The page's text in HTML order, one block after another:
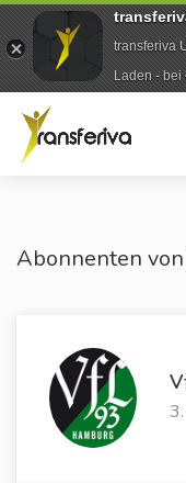
Abonnenten
transferiva
Laden - bei